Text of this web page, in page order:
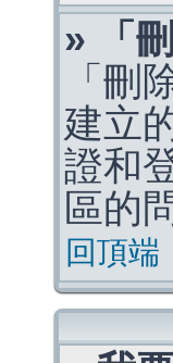
» 「
「刪
建立
證和
區的
回頂端